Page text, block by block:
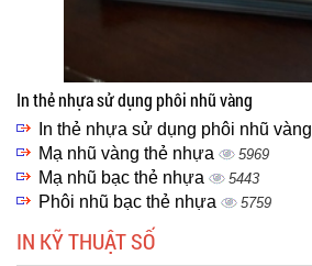
In thẻ nhựa sử dụng phôi nhũ vàng
In thẻ nhựa sử dụng phôi nhũ vàng
Mạ nhũ vàng thẻ nhựa 5969
Mạ nhũ bạc thẻ nhựa 5443
Phôi nhũ bạc thẻ nhựa 5759
IN KỸ THUẬT SỐ